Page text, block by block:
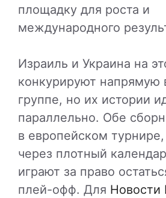
площадку для роста и
международного
Израиль и Украина на
конкурируют напрямую
группе, но их истории
параллельно. Обе
в европейском
через плотный
играют за право
плей-офф. Для Новости